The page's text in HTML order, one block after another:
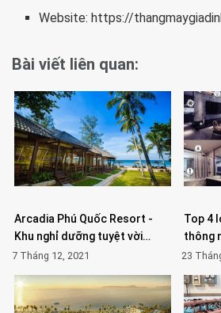
Website: https://
Bài viết liên quan:
Arcadia Phú Quốc Resort -
Khu nghỉ dưỡng tuyệt vời…
7 Tháng 12, 2021
Top 4
thông
23